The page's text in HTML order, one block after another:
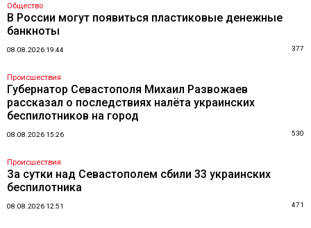
Общество
В России могут появиться пластиковые денежные
банкноты
08.08.2026 19:44 377
Происшествия
Губернатор Севастополя Михаил Развожаев
рассказал о последствиях налёта украинских
беспилотников на город
08.08.2026 15:26 530
Происшествия
За сутки над Севастополем сбили 33 украинских
беспилотника
08.08.2026 12:51 471